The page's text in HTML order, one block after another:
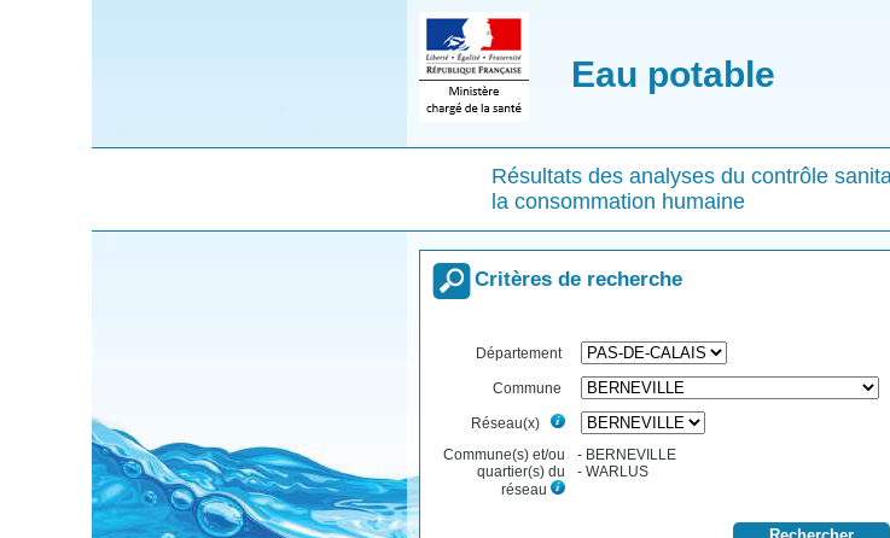
Eau potable
Résultats des analyses du contrôle
la consommation humaine
Critères de recherche
Département
Commune
Réseau(x)
Commune(s) et/ou
quartier(s) du
réseau
- BERNEVILLE
- WARLUS